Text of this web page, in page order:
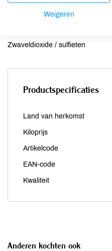
Soja
Zwaveldioxide / sulfieten
Productspecificaties
Land van herkomst
Kiloprijs
Artikelcode
EAN-code
Kwaliteit
Anderen kochten ook
Weigeren